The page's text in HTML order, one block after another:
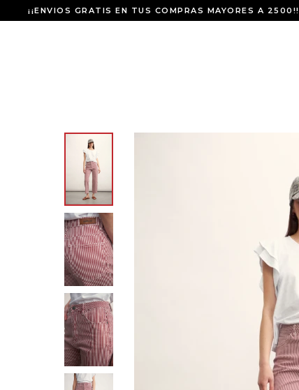
¡¡ENVIOS GRATIS EN TUS COMPRAS MAYORES A 2500!!